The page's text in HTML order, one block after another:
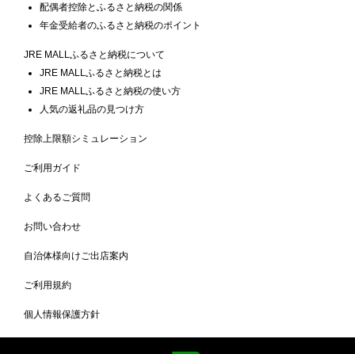
配偶者控除とふるさと納税の関係
年金受給者のふるさと納税のポイント
JRE MALLふるさと納税について
JRE MALLふるさと納税とは
JRE MALLふるさと納税の使い方
人気の返礼品の見つけ方
控除上限額シミュレーション
ご利用ガイド
よくあるご質問
お問い合わせ
自治体様向けご出店案内
ご利用規約
個人情報保護方針